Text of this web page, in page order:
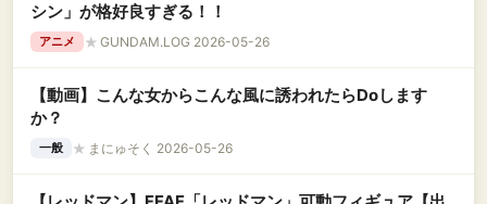
シン」が格好良すぎる！！
アニメ ★ GUNDAM.LOG 2026-05-26
【動画】こんな女からこんな風に誘われたらDoします
か？
一般 ★ まにゅそく 2026-05-26